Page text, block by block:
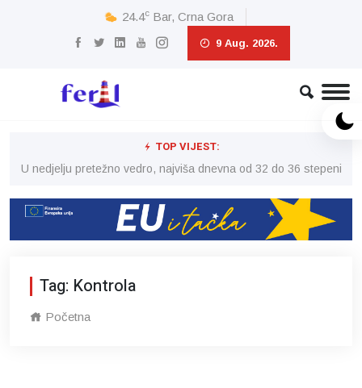
24.4c Bar, Crna Gora
9 Aug. 2026.
TOP VIJEST:
U nedjelju pretežno vedro, najviša dnevna od 32 do 36 stepeni
Tag: Kontrola
Početna